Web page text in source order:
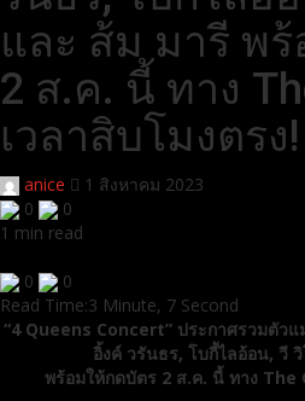
และ ส้ม มารี พ
2 ส.ค. นี้ ทาง
เวลาสิบโมงตรง!
anice
1 สิงหาคม 2023
0
0
1 min read
0
0
Read Time:3 Minute, 7 Second
“4 Queens Concert” ประกาศรวมตัวแ
อิ้งค์ วรันธร, โบกี้ไลอ้อน, วี
พร้อมให้กดบัตร 2 ส.ค. นี้ ทาง The